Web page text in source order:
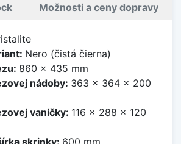
Možnosti a ceny dopravy
Nero (čistá čierna)
860 x 435 mm
nádoby: 363 x 364 x 200
vaničky: 116 x 288 x 120
skrinky: 600 mm